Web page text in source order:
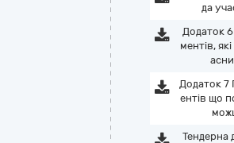
да
Додаток
ментів,
Додаток 7
ентів що
Тендерна